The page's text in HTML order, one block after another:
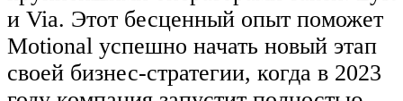
и Via. Этот бесценный опыт поможет
Motional успешно начать новый этап
своей бизнес-стратегии, когда в 2023